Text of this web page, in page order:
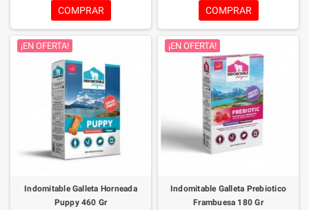
veterinarios, perfectas para
entrenamientos o premios
saludables.
COMPRAR
alimentarias.
COMPRAR
¡EN OFERTA!
Indomitable Galleta Horneada
Puppy 460 Gr
¡EN OFERTA!
Indomitable Galleta Prebiotico
Frambuesa 180 Gr